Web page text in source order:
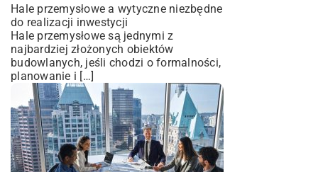
Hale przemysłowe a wytyczne niezbędne
do realizacji inwestycji
Hale przemysłowe są jednymi z
najbardziej złożonych obiektów
budowlanych, jeśli chodzi o formalności,
planowanie i […]